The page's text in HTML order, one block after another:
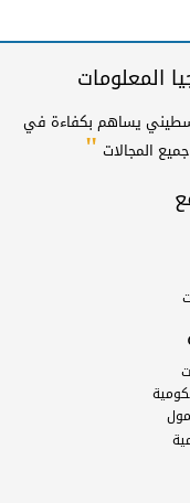
المعلومات
يساهم بكفاءة في
المجالات"